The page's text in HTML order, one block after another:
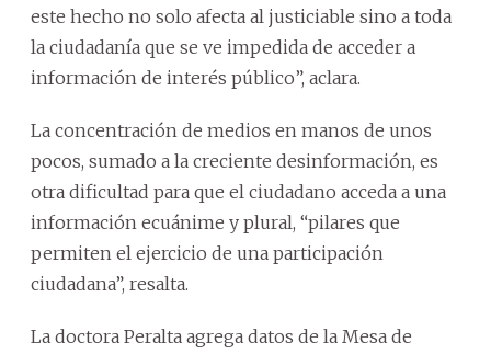
este hecho no solo afecta al justiciable sino a toda
la ciudadanía que se ve impedida de acceder a
información de interés público”, aclara.
La concentración de medios en manos de unos
pocos, sumado a la creciente desinformación, es
otra dificultad para que el ciudadano acceda a una
información ecuánime y plural, “pilares que
permiten el ejercicio de una participación
ciudadana”, resalta.
La doctora Peralta agrega datos de la Mesa de